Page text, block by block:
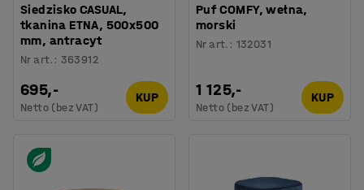
Siedzisko CASUAL,
tkanina ETNA, 500x500
mm, antracyt
Nr art. : 363912
695,-
Netto (bez VAT)
KUP
Puf COMFY, wełna,
morski
Nr art. : 132031
1 125,-
Netto (bez VAT)
KUP